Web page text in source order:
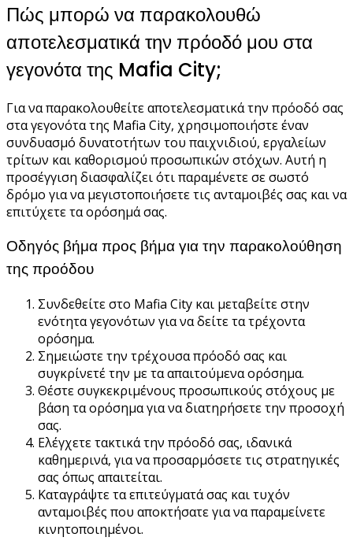
Πώς μπορώ να παρακολουθώ
αποτελεσματικά την πρόοδό μου στα
γεγονότα της Mafia City;
Για να παρακολουθείτε αποτελεσματικά την πρόοδό σας
στα γεγονότα της Mafia City, χρησιμοποιήστε έναν
συνδυασμό δυνατοτήτων του παιχνιδιού, εργαλείων
τρίτων και καθορισμού προσωπικών στόχων. Αυτή η
προσέγγιση διασφαλίζει ότι παραμένετε σε σωστό
δρόμο για να μεγιστοποιήσετε τις ανταμοιβές σας και να
επιτύχετε τα ορόσημά σας.
Οδηγός βήμα προς βήμα για την παρακολούθηση
της προόδου
Συνδεθείτε στο Mafia City και μεταβείτε στην
ενότητα γεγονότων για να δείτε τα τρέχοντα
ορόσημα.
Σημειώστε την τρέχουσα πρόοδό σας και
συγκρίνετέ την με τα απαιτούμενα ορόσημα.
Θέστε συγκεκριμένους προσωπικούς στόχους με
βάση τα ορόσημα για να διατηρήσετε την προσοχή
σας.
Ελέγχετε τακτικά την πρόοδό σας, ιδανικά
καθημερινά, για να προσαρμόσετε τις στρατηγικές
σας όπως απαιτείται.
Καταγράψτε τα επιτεύγματά σας και τυχόν
ανταμοιβές που αποκτήσατε για να παραμείνετε
κινητοποιημένοι.